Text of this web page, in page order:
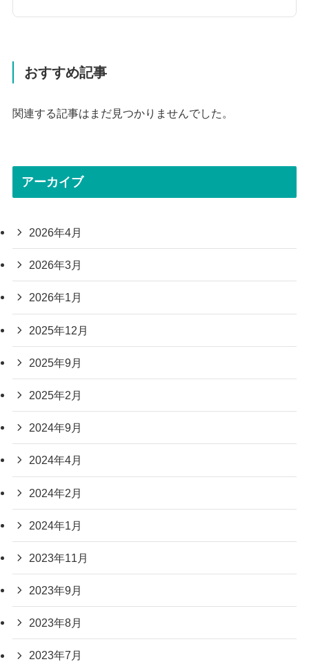
おすすめ記事
関連する記事はまだ見つかりませんでした。
アーカイブ
2026年4月
2026年3月
2026年1月
2025年12月
2025年9月
2025年2月
2024年9月
2024年4月
2024年2月
2024年1月
2023年11月
2023年9月
2023年8月
2023年7月